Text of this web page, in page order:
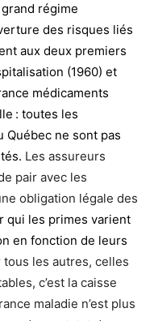
régime
des risques liés
aux deux premiers
(1960) et
médicaments
: toutes les
ne sont pas
Les assureurs
pair avec les
obligation légale des
qui les primes varient
en fonction de leurs
tous les autres, celles
c’est la caisse
maladie n’est plus